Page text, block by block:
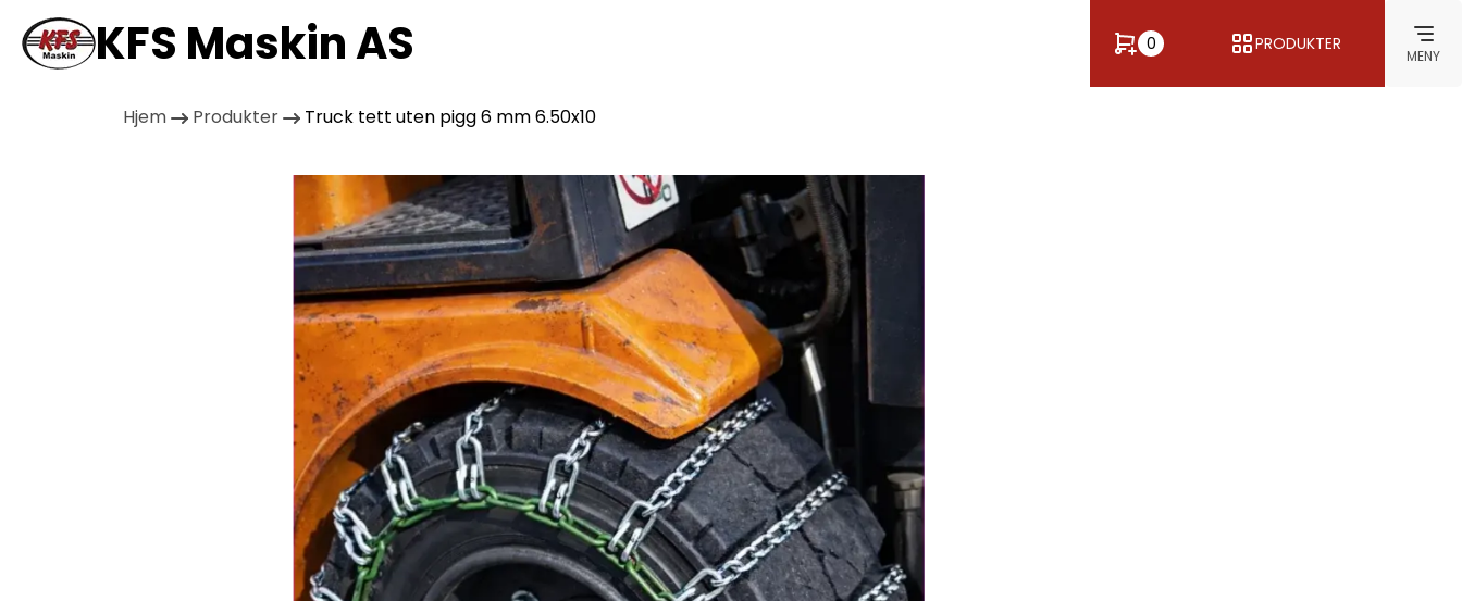
KFS Maskin AS 0 PRODUKTER
MENY
Hjem Produkter Truck tett uten pigg 6 mm 6.50x10